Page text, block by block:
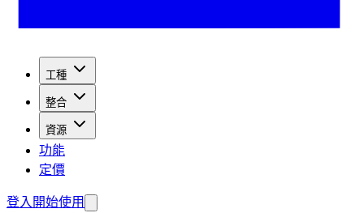
工種
整合
資源
功能
定價
登入 開始使用